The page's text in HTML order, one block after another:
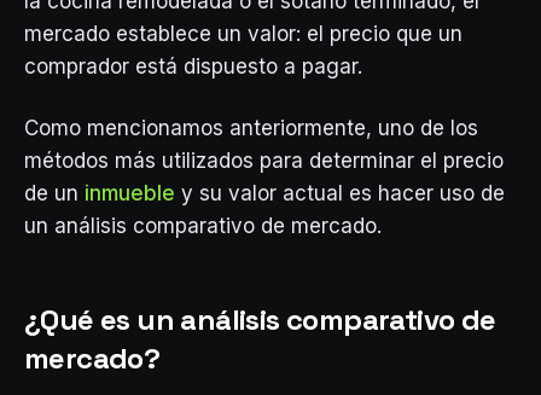
mercado establece un valor: el precio que un
comprador está dispuesto a pagar.
Como mencionamos anteriormente, uno de los
métodos más utilizados para determinar el precio
de un inmueble y su valor actual es hacer uso de
un análisis comparativo de mercado.
¿Qué es un análisis comparativo de
mercado?